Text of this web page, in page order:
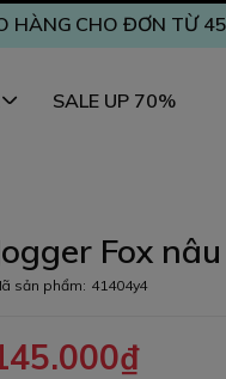
HÀNG CHO ĐƠN TỪ
SALE UP 70%
Fox nâu
sản phẩm: 41404y4